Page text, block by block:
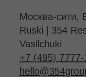
Москва-
Ruski | 354
Vasilchuki
+7 (495) 7777-